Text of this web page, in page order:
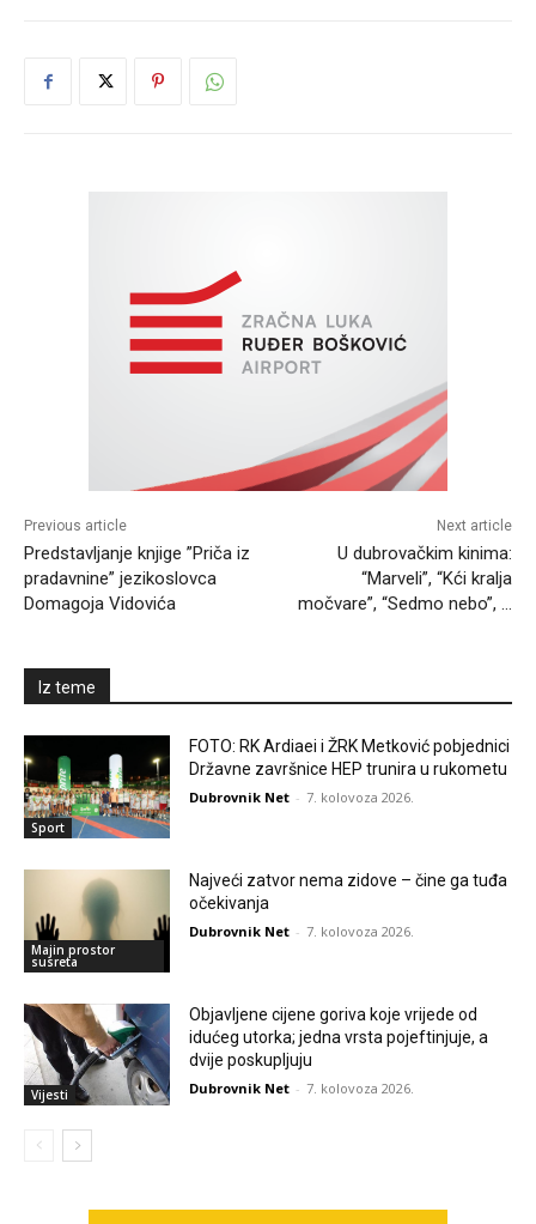
Previous article
Predstavljanje knjige ”Priča iz
pradavnine” jezikoslovca
Domagoja Vidovića
Next article
U dubrovačkim kinima:
“Marveli”, “Kći kralja
močvare”, “Sedmo nebo”, …
Iz teme
Sport
FOTO: RK Ardiaei i ŽRK Metković pobjednici
Državne završnice HEP trunira u rukometu
Dubrovnik Net - 7. kolovoza 2026.
Majin prostor
susreta
Najveći zatvor nema zidove – čine ga tuđa
očekivanja
Dubrovnik Net - 7. kolovoza 2026.
Vijesti
Objavljene cijene goriva koje vrijede od
idućeg utorka; jedna vrsta pojeftinjuje, a
dvije poskupljuju
Dubrovnik Net - 7. kolovoza 2026.